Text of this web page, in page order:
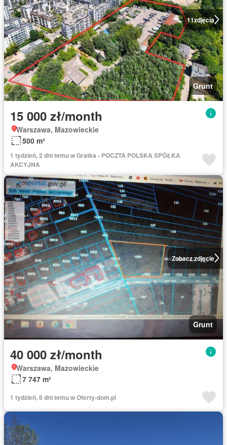
11zdjęcia
Grunt
15 000 zł/month
Warszawa, Mazowieckie
500 m²
1 tydzień, 2 dni temu w Gratka - POCZTA POLSKA SPÓŁKA
AKCYJNA
Zobacz zdjęcie
Grunt
40 000 zł/month
Warszawa, Mazowieckie
7 747 m²
1 tydzień, 6 dni temu w Oferty-dom.pl